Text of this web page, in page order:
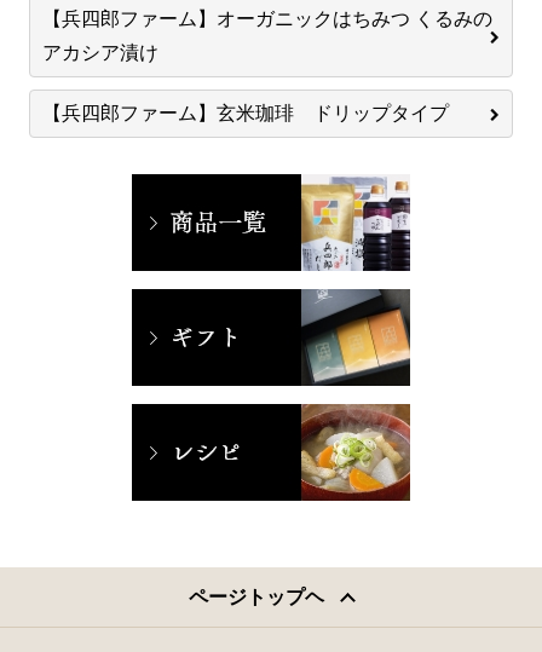
【兵四郎ファーム】オーガニックはちみつ くるみの
アカシア漬け
【兵四郎ファーム】玄米珈琲 ドリップタイプ
ページトップヘ